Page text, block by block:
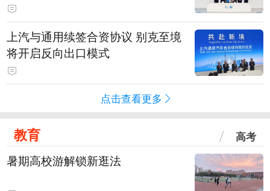
上汽与通用续签合资协议 别克至境
将开启反向出口模式
点击查看更多
教育 高考
暑期高校游解锁新逛法